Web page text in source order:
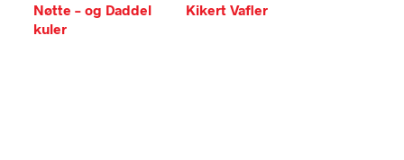
Nøtte – og Daddel
kuler
Kikert Vafler